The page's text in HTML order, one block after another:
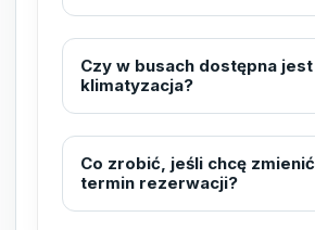
Czy w busach dostępna jest
klimatyzacja?
Co zrobić, jeśli chcę zmienić
termin rezerwacji?